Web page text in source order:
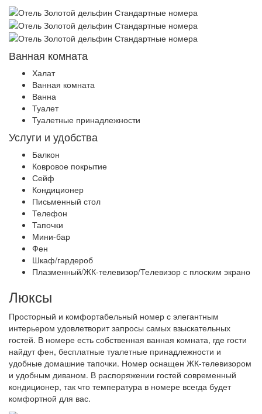
Ванная комната
Халат
Ванная комната
Ванна
Туалет
Туалетные принадлежности
Услуги и удобства
Балкон
Ковровое покрытие
Сейф
Кондиционер
Письменный стол
Телефон
Тапочки
Мини-бар
Фен
Шкаф/гардероб
Плазменный/ЖК-телевизор/Телевизор с плоским экрано
Люксы
Просторный и комфортабельный номер с элегантным
интерьером удовлетворит запросы самых взыскательных
гостей. В номере есть собственная ванная комната, где гости
найдут фен, бесплатные туалетные принадлежности и
удобные домашние тапочки. Номер оснащен ЖК-телевизором
и удобным диваном. В распоряжении гостей современный
кондиционер, так что температура в номере всегда будет
комфортной для вас.